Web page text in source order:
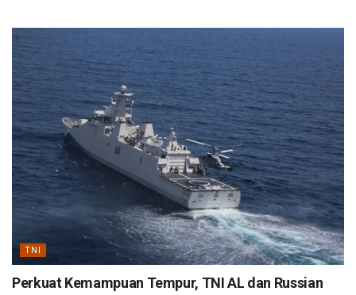
TNI
Perkuat Kemampuan Tempur, TNI AL dan Russian